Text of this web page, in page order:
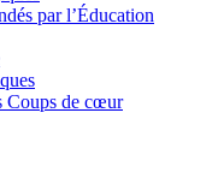
par l’Éducation
Coups de cœur